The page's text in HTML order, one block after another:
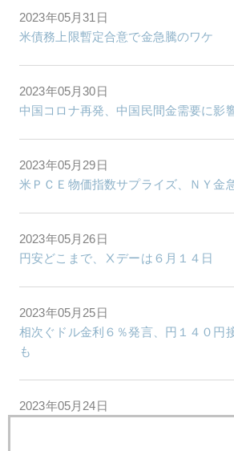
2023年05月31日
米債務上限暫定合意で金急騰のワケ
2023年05月30日
中国コロナ再発、中国民間金需要に影
2023年05月29日
米ＰＣＥ物価指数サプライズ、ＮＹ金
2023年05月26日
円安どこまで、Ⅹデーは６月１４日
2023年05月25日
相次ぐドル金利６％発言、円１４０円
も
2023年05月24日